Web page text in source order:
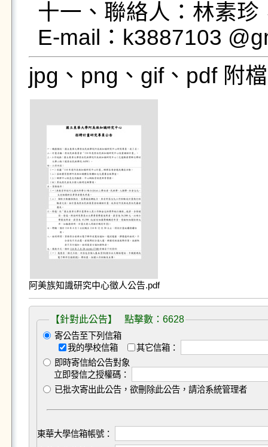
十一、聯絡人：林素
jpg、png、gif、pdf 附
阿美族知識研究中心徵人公告.pdf
【針對此公告】 點擊數：6628
寄公告至下列信箱
我的學校信箱
其它信箱：
即時寄信給公告對象
立即發信之授權碼：
已批次寄出此公告，欲刪除此公告，請洽系統管理者
東華大學信箱帳號：